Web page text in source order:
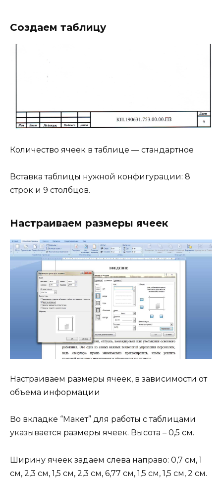
Создаем таблицу
Количество ячеек в таблице — стандартное
Вставка таблицы нужной конфигурации: 8
строк и 9 столбцов.
Настраиваем размеры ячеек
Настраиваем размеры ячеек, в зависимости от
объема информации
Во вкладке “Макет” для работы с таблицами
указывается размеры ячеек. Высота – 0,5 см.
Ширину ячеек задаем слева направо: 0,7 см, 1
см, 2,3 см, 1,5 см, 2,3 см, 6,77 см, 1,5 см, 1,5 см, 2 см.